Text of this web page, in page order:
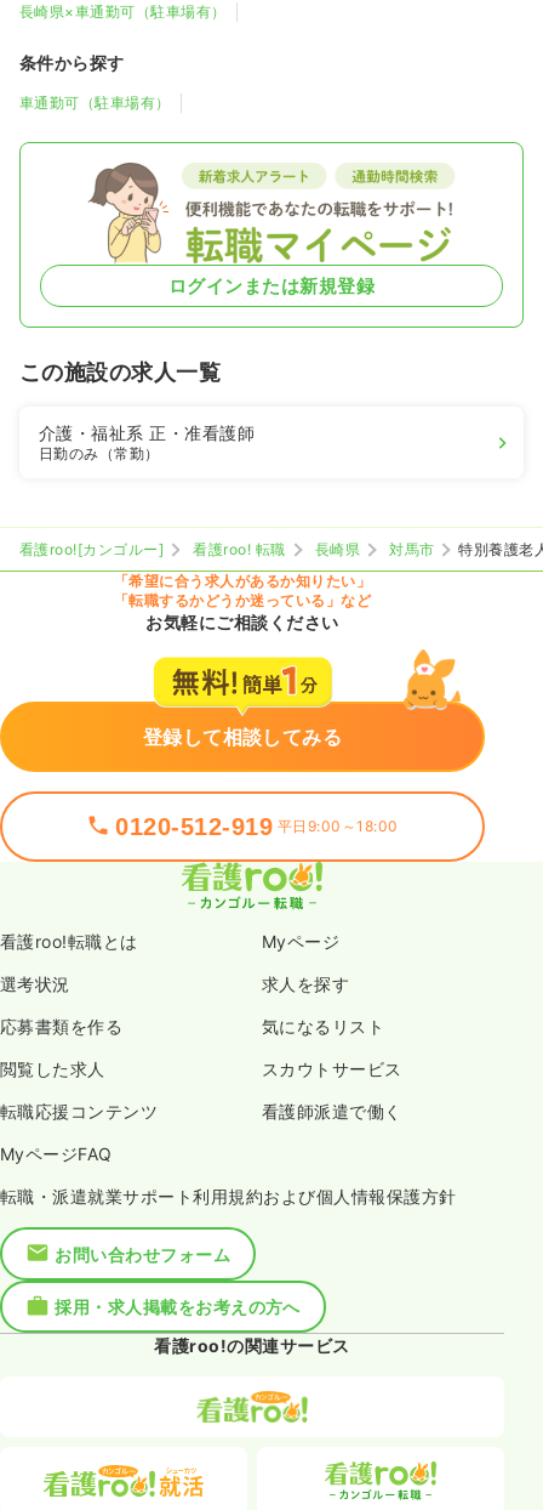
長崎県×車通勤可（駐車場有）
条件から探す
車通勤可（駐車場有）
ログインまたは新規登録
この施設の求人一覧
介護・福祉系正・准看護師
日勤のみ（常勤）
看護roo![カンゴルー] 看護roo! 転職 長崎県 対馬市
特別養護老
「希望に合う求人があるか知りたい」
「転職するかどうか迷っている」など
お気軽にご相談ください
登録して相談してみる
0120-512-919 平日9:00～18:00
看護roo!転職とは Myページ
選考状況 求人を探す
応募書類を作る 気になるリスト
閲覧した求人 スカウトサービス
転職応援コンテンツ 看護師派遣で働く
MyページFAQ
転職・派遣就業サポート利用規約および個人情報保護方針
お問い合わせフォーム
採用・求人掲載をお考えの方へ
看護roo!の関連サービス